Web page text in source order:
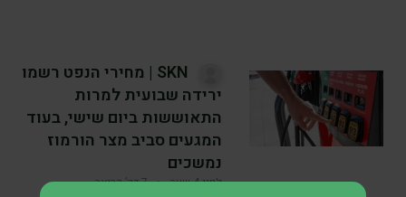
SKN | מחירי הנפט רשמו
ירידה שבועית למרות
התאוששות ביום שישי, בעוד
המגעים סביב מצר הורמוז
נמשכים
לפני 4 שעה • 7 דק’ קריאה